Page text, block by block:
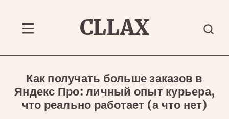
содержанию
CLLAX
Как получать больше заказов в
Яндекс Про: личный опыт курьера,
что реально работает (а что нет)